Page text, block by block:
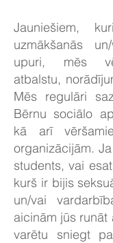
Jauniešiem,
uzmākšanās
upuri, mēs
atbalstu,
Mēs regulāri
Bērnu sociālo
kā arī
organizācijām.
students, vai
kurš ir bijis
un/vai
aicinām jūs runāt
varētu sniegt